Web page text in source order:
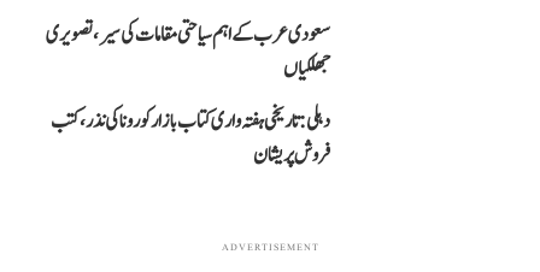
سعودی عرب کے اہم سیاحتی مقامات کی سیر، تصویری
جھلکیاں
دہلی: تاریخی ہفتہ واری کتاب بازار کورونا کی نذر، کتب
فروش پریشان
ADVERTISEMENT